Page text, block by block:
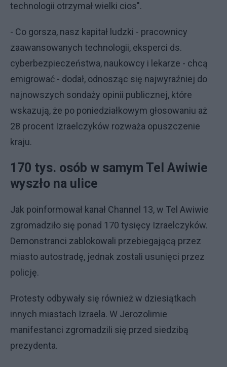
technologii otrzymał wielki cios".
- Co gorsza, nasz kapitał ludzki - pracownicy
zaawansowanych technologii, eksperci ds.
cyberbezpieczeństwa, naukowcy i lekarze - chcą
emigrować - dodał, odnosząc się najwyraźniej do
najnowszych sondaży opinii publicznej, które
wskazują, że po poniedziałkowym głosowaniu aż
28 procent Izraelczyków rozważa opuszczenie
kraju.
170 tys. osób w samym Tel Awiwie
wyszło na ulice
Jak poinformował kanał Channel 13, w Tel Awiwie
zgromadziło się ponad 170 tysięcy Izraelczyków.
Demonstranci zablokowali przebiegającą przez
miasto autostradę, jednak zostali usunięci przez
policję.
Protesty odbywały się również w dziesiątkach
innych miastach Izraela. W Jerozolimie
manifestanci zgromadzili się przed siedzibą
prezydenta.